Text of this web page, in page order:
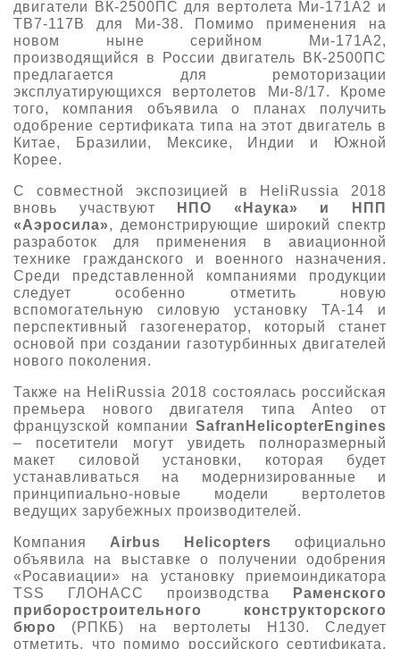
двигатели ВК-2500ПС для вертолета Ми-171А2 и
ТВ7-117В для Ми-38. Помимо применения на
новом ныне серийном Ми-171А2,
производящийся в России двигатель ВК-2500ПС
предлагается для ремоторизации
эксплуатирующихся вертолетов Ми-8/17. Кроме
того, компания объявила о планах получить
одобрение сертификата типа на этот двигатель в
Китае, Бразилии, Мексике, Индии и Южной
Корее.
С совместной экспозицией в HeliRussia 2018
вновь участвуют
НПО «Наука» и НПП
«Аэросила», демонстрирующие широкий спектр
разработок для применения в авиационной
технике гражданского и военного назначения.
Среди представленной компаниями продукции
следует особенно отметить новую
вспомогательную силовую установку ТА-14 и
перспективный газогенератор, который станет
основой при создании газотурбинных двигателей
нового поколения.
Также на HeliRussia 2018 состоялась российская
премьера нового двигателя типа Anteo от
французской компании Safran Helicopter Engines
– посетители могут увидеть полноразмерный
макет силовой установки, которая будет
устанавливаться на модернизированные и
принципиально-новые модели вертолетов
ведущих зарубежных производителей.
Компания Airbus Helicopters официально
объявила на выставке о получении одобрения
«Росавиации» на установку приемоиндикатора
TSS ГЛОНАСС производства
Раменского
приборостроительного конструкторского
бюро
(РПКБ) на вертолеты H130. Следует
отметить, что помимо российского сертификата,